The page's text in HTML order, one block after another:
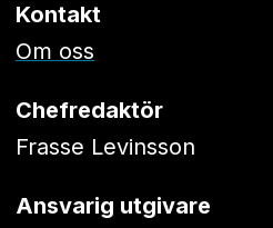
Kontakt
Om oss
Chefredaktör
Frasse Levinsson
Ansvarig utgivare